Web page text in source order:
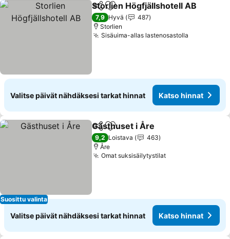
Jaa Lisää suosikkeihin
Storlien Högfjällshotell AB
7,9 Hyvä
487
Storlien
Sisäuima-allas lastenosastolla
Valitse päivät nähdäksesi tarkat hinnat Katso hinnat
Suosittu valinta
Jaa Lisää suosikkeihin
Gästhuset i Åre
9,2 Loistava
463
Åre
Omat suksisäilytystilat
Valitse päivät nähdäksesi tarkat hinnat Katso hinnat